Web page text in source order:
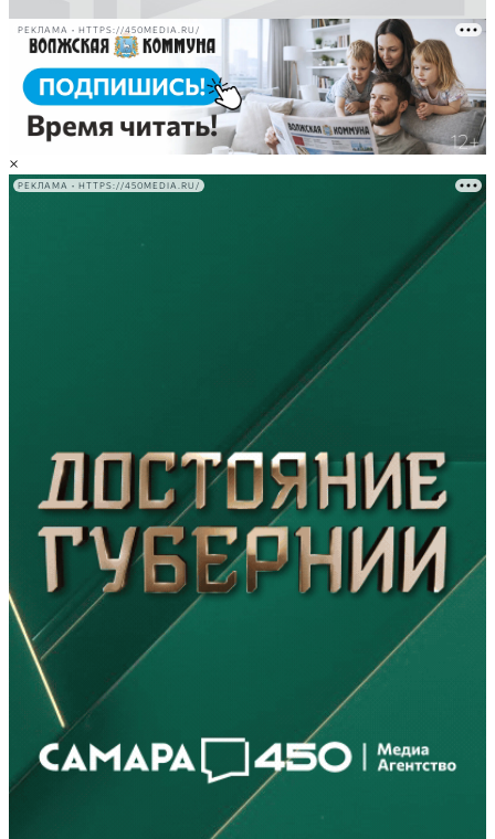
РЕКЛАМА • HTTPS://450MEDIA.RU/
×
РЕКЛАМА • HTTPS://450MEDIA.RU/